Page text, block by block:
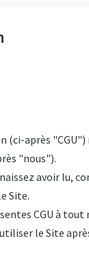
(ci-après
"nous").
avoir lu,
Site.
CGU à
le Site